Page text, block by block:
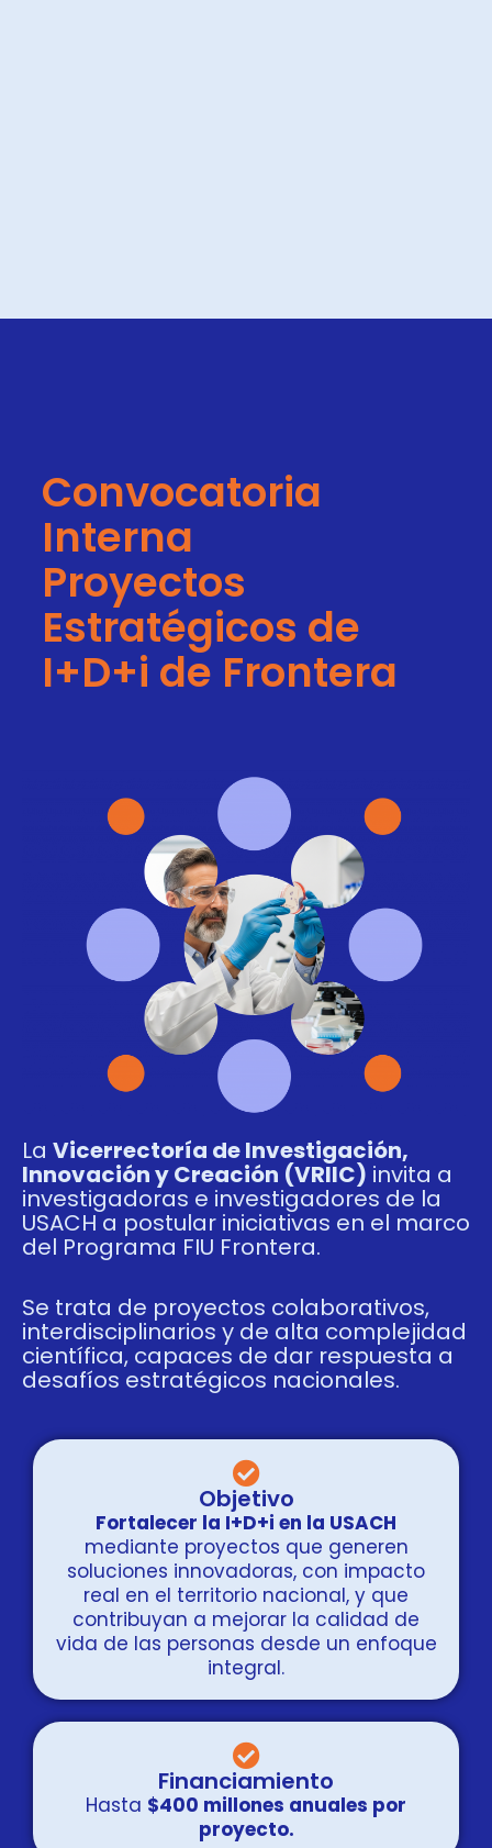
Convocatoria
Interna
Proyectos
Estratégicos de
I+D+i de Frontera
La Vicerrectoría de Investigación,
Innovación y Creación (VRIIC) invita a
investigadoras e investigadores de la
USACH a postular iniciativas en el marco
del Programa FIU Frontera.
Se trata de proyectos colaborativos,
interdisciplinarios y de alta complejidad
científica, capaces de dar respuesta a
desafíos estratégicos nacionales.
Objetivo
Fortalecer la I+D+i en la USACH
mediante proyectos que generen
soluciones innovadoras, con impacto
real en el territorio nacional, y que
contribuyan a mejorar la calidad de
vida de las personas desde un enfoque
integral.
Financiamiento
Hasta $400 millones anuales por
proyecto.